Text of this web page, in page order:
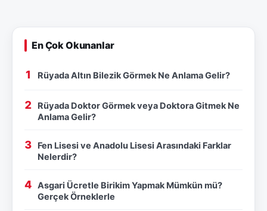
En Çok Okunanlar
Rüyada Altın Bilezik Görmek Ne Anlama Gelir?
Rüyada Doktor Görmek veya Doktora Gitmek Ne
Anlama Gelir?
Fen Lisesi ve Anadolu Lisesi Arasındaki Farklar
Nelerdir?
Asgari Ücretle Birikim Yapmak Mümkün mü?
Gerçek Örneklerle